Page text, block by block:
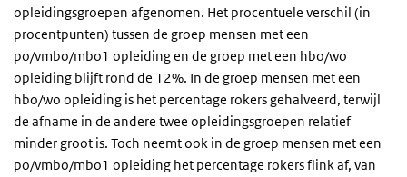
opleidingsgroepen afgenomen. Het procentuele verschil (in
procentpunten) tussen de groep mensen met een
po/vmbo/mbo1 opleiding en de groep met een hbo/wo
opleiding blijft rond de 12%. In de groep mensen met een
hbo/wo opleiding is het percentage rokers gehalveerd, terwijl
de afname in de andere twee opleidingsgroepen relatief
minder groot is. Toch neemt ook in de groep mensen met een
po/vmbo/mbo1 opleiding het percentage rokers flink af, van